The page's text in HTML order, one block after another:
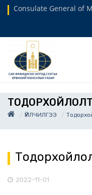
Consulate General of
ҮЙЛЧИЛГЭЭ
2022-11-01